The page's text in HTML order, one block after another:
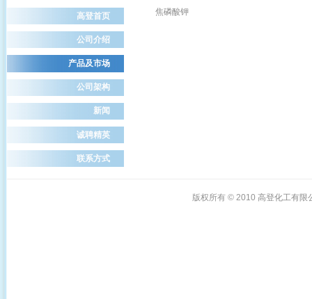
焦磷酸钾
高登首页
公司介绍
产品及市场
公司架构
新闻
诚聘精英
联系方式
版权所有 © 2010 高登化工有限